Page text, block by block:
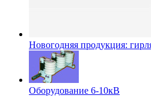
Новогодняя продукция:
Оборудование 6-10кВ